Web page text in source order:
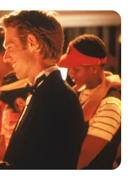
Politik Hukum
Gelar Donor